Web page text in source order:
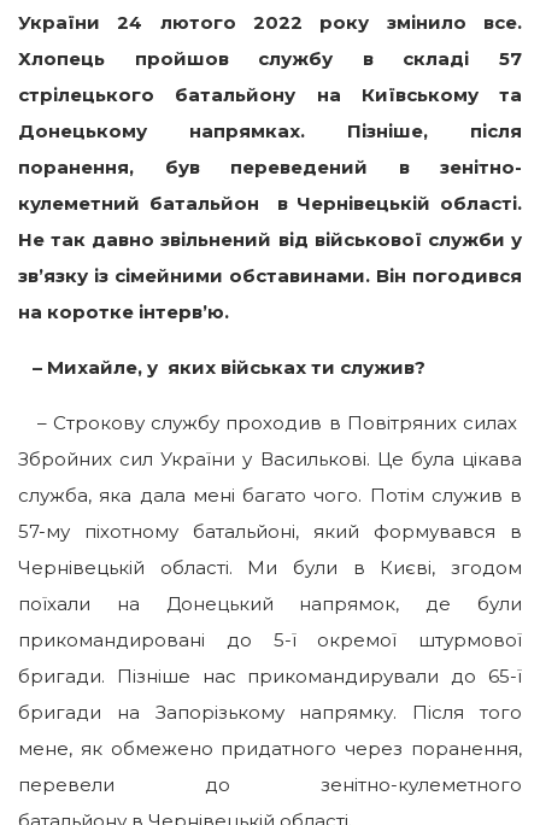
України 24 лютого 2022 року змінило все.
Хлопець пройшов службу в складі 57
стрілецького батальйону на Київському та
Донецькому напрямках. Пізніше, після
поранення, був переведений в зенітно-
кулеметний батальйон в Чернівецькій області.
Не так давно звільнений від військової служби у
зв’язку із сімейними обставинами. Він погодився
на коротке інтерв’ю.
– Михайле, у яких військах ти служив?
– Строкову службу проходив в Повітряних силах
Збройних сил України у Василькові. Це була цікава
служба, яка дала мені багато чого. Потім служив в
57-му піхотному батальйоні, який формувався в
Чернівецькій області. Ми були в Києві, згодом
поїхали на Донецький напрямок, де були
прикомандировані до 5-ї окремої штурмової
бригади. Пізніше нас прикомандирували до 65-ї
бригади на Запорізькому напрямку. Після того
мене, як обмежено придатного через поранення,
перевели до зенітно-кулеметного